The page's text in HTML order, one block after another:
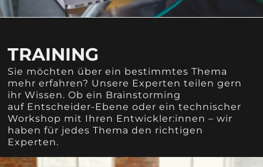
TRAINING
Sie möchten über ein bestimmtes Thema
mehr erfahren? Unsere Experten teilen gern
ihr Wissen. Ob ein Brainstorming
auf Entscheider-Ebene oder ein technischer
Workshop mit Ihren Entwickler:innen – wir
haben für jedes Thema den richtigen
Experten.